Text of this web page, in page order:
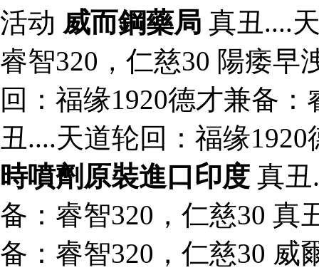
活动 威而鋼藥局 真丑....
睿智320，仁慈30 陽痿早
回：福缘1920德才兼备
丑....天道轮回：福缘
時噴劑原裝進口印度 真丑
备：睿智320，仁慈30 真
备：睿智320，仁慈30 威